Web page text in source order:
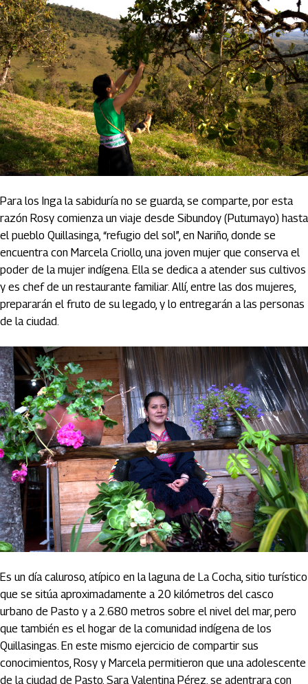
Para los Inga la sabiduría no se guarda, se comparte, por esta
razón Rosy comienza un viaje desde Sibundoy (Putumayo) hasta
el pueblo Quillasinga, “refugio del sol”, en Nariño, donde se
encuentra con Marcela Criollo, una joven mujer que conserva el
poder de la mujer indígena. Ella se dedica a atender sus cultivos
y es chef de un restaurante familiar. Allí, entre las dos mujeres,
prepararán el fruto de su legado, y lo entregarán a las personas
de la ciudad.
Es un día caluroso, atípico en la laguna de La Cocha, sitio turístico
que se sitúa aproximadamente a 20 kilómetros del casco
urbano de Pasto y a 2.680 metros sobre el nivel del mar, pero
que también es el hogar de la comunidad indígena de los
Quillasingas. En este mismo ejercicio de compartir sus
conocimientos, Rosy y Marcela permitieron que una adolescente
de la ciudad de Pasto, Sara Valentina Pérez, se adentrara con